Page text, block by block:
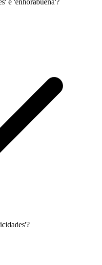
e 'enhorabuena'?